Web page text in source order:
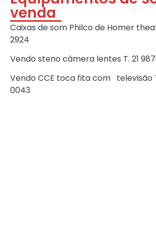
venda
Caixas de som Philco de Homer
2924
Vendo steno câmera lentes T. 21
Vendo CCE toca fita com televisão
0043